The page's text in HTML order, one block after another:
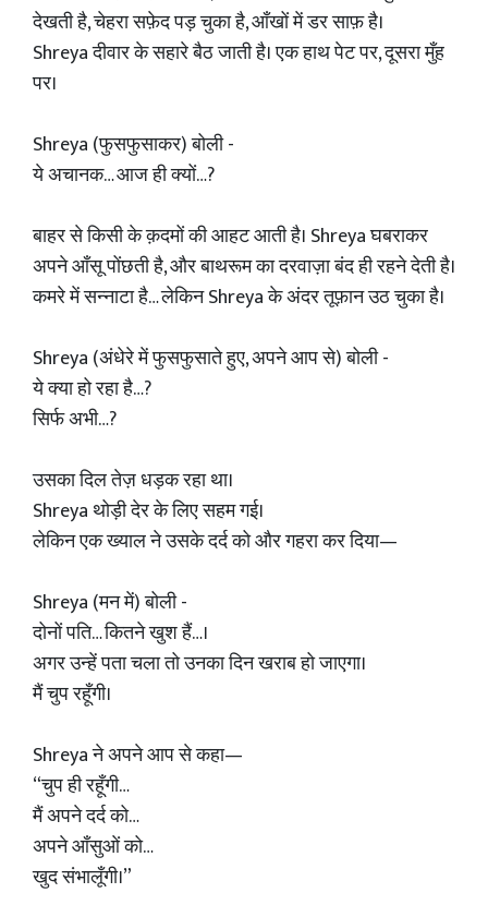
देखती है, चेहरा सफ़ेद पड़ चुका है, आँखों में डर साफ़ है।
Shreya दीवार के सहारे बैठ जाती है। एक हाथ पेट पर, दूसरा मुँह
पर।
Shreya (फुसफुसाकर) बोली -
ये अचानक… आज ही क्यों…?
बाहर से किसी के क़दमों की आहट आती है। Shreya घबराकर
अपने आँसू पोंछती है, और बाथरूम का दरवाज़ा बंद ही रहने देती है।
कमरे में सन्नाटा है… लेकिन Shreya के अंदर तूफ़ान उठ चुका है।
Shreya (अंधेरे में फुसफुसाते हुए, अपने आप से) बोली -
ये क्या हो रहा है…?
सिर्फ अभी…?
उसका दिल तेज़ धड़क रहा था।
Shreya थोड़ी देर के लिए सहम गई।
लेकिन एक ख्याल ने उसके दर्द को और गहरा कर दिया—
Shreya (मन में) बोली -
दोनों पति… कितने खुश हैं…।
अगर उन्हें पता चला तो उनका दिन खराब हो जाएगा।
मैं चुप रहूँगी।
Shreya ने अपने आप से कहा—
“चुप ही रहूँगी…
मैं अपने दर्द को…
अपने आँसुओं को…
खुद संभालूँगी।”